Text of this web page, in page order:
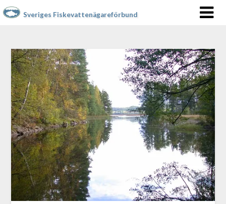
Sveriges Fiskevattenägareförbund